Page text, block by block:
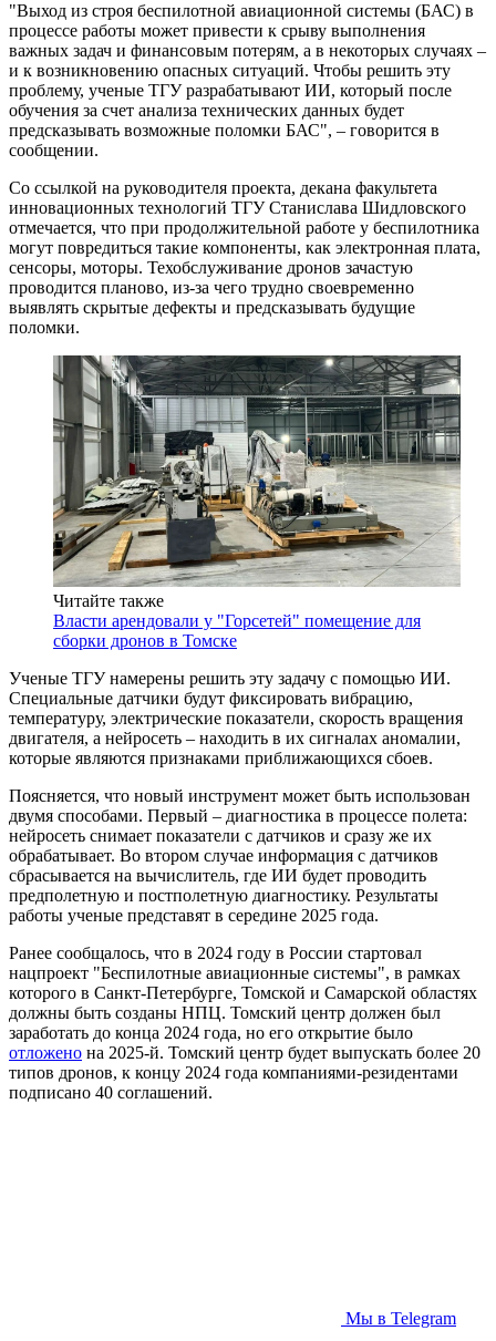
"Выход из строя беспилотной авиационной системы (БАС) в
процессе работы может привести к срыву выполнения
важных задач и финансовым потерям, а в некоторых случаях –
и к возникновению опасных ситуаций. Чтобы решить эту
проблему, ученые ТГУ разрабатывают ИИ, который после
обучения за счет анализа технических данных будет
предсказывать возможные поломки БАС", – говорится в
сообщении.
Со ссылкой на руководителя проекта, декана факультета
инновационных технологий ТГУ Станислава Шидловского
отмечается, что при продолжительной работе у беспилотника
могут повредиться такие компоненты, как электронная плата,
сенсоры, моторы. Техобслуживание дронов зачастую
проводится планово, из-за чего трудно своевременно
выявлять скрытые дефекты и предсказывать будущие
поломки.
Читайте также
Власти арендовали у "Горсетей" помещение для
сборки дронов в Томске
Ученые ТГУ намерены решить эту задачу с помощью ИИ.
Специальные датчики будут фиксировать вибрацию,
температуру, электрические показатели, скорость вращения
двигателя, а нейросеть – находить в их сигналах аномалии,
которые являются признаками приближающихся сбоев.
Поясняется, что новый инструмент может быть использован
двумя способами. Первый – диагностика в процессе полета:
нейросеть снимает показатели с датчиков и сразу же их
обрабатывает. Во втором случае информация с датчиков
сбрасывается на вычислитель, где ИИ будет проводить
предполетную и постполетную диагностику. Результаты
работы ученые представят в середине 2025 года.
Ранее сообщалось, что в 2024 году в России стартовал
нацпроект "Беспилотные авиационные системы", в рамках
которого в Санкт-Петербурге, Томской и Самарской областях
должны быть созданы НПЦ. Томский центр должен был
заработать до конца 2024 года, но его открытие было
отложено на 2025-й. Томский центр будет выпускать более 20
типов дронов, к концу 2024 года компаниями-резидентами
подписано 40 соглашений.
Мы в Telegram